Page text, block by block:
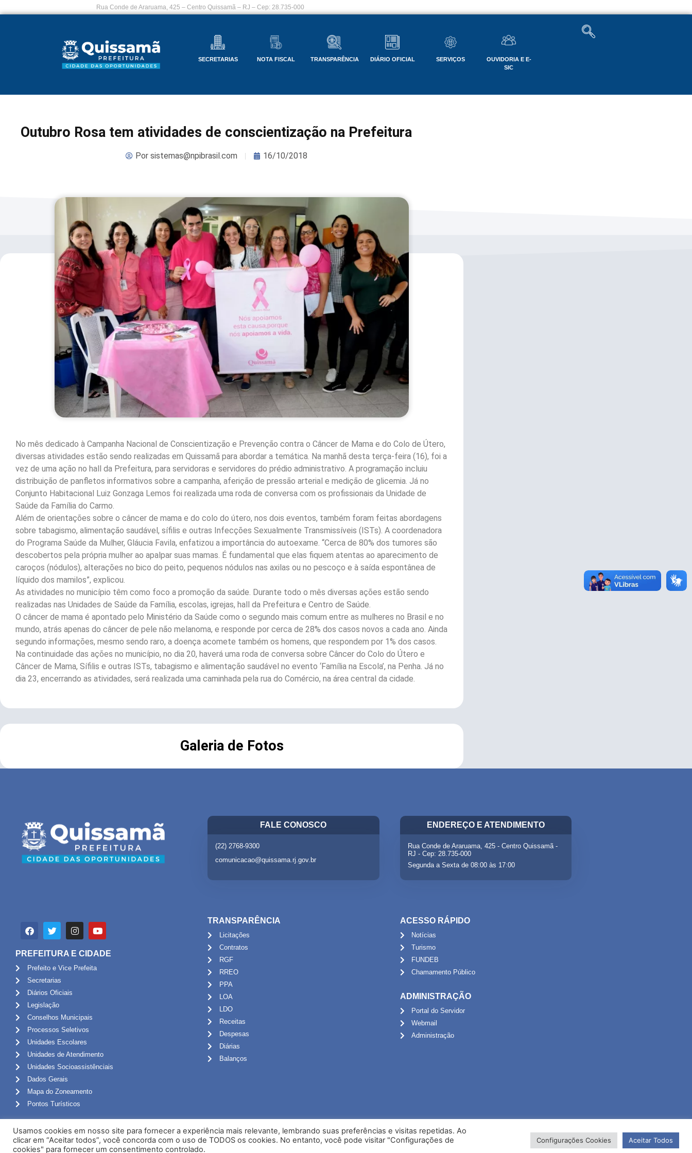
Rua Conde de Araruama, 425 – Centro Quissamã – RJ – Cep: 28.735-000
SECRETARIAS NOTA FISCAL TRANSPARÊNCIA DIÁRIO OFICIAL SERVIÇOS
OUVIDORIA E E-
SIC
Outubro Rosa tem atividades de conscientização na Prefeitura
Porsistemas@npibrasil.com 16/10/2018
No mês dedicado à Campanha Nacional de Conscientização e Prevenção contra o Câncer de Mama e do Colo de Útero,
diversas atividades estão sendo realizadas em Quissamã para abordar a temática. Na manhã desta terça-feira (16), foi a
vez de uma ação no hall da Prefeitura, para servidoras e servidores do prédio administrativo. A programação incluiu
distribuição de panfletos informativos sobre a campanha, aferição de pressão arterial e medição de glicemia. Já no
Conjunto Habitacional Luiz Gonzaga Lemos foi realizada uma roda de conversa com os profissionais da Unidade de
Saúde da Família do Carmo.
Além de orientações sobre o câncer de mama e do colo do útero, nos dois eventos, também foram feitas abordagens
sobre tabagismo, alimentação saudável, sífilis e outras Infecções Sexualmente Transmissíveis (ISTs). A coordenadora
do Programa Saúde da Mulher, Gláucia Favila, enfatizou a importância do autoexame. “Cerca de 80% dos tumores são
descobertos pela própria mulher ao apalpar suas mamas. É fundamental que elas fiquem atentas ao aparecimento de
caroços (nódulos), alterações no bico do peito, pequenos nódulos nas axilas ou no pescoço e à saída espontânea de
líquido dos mamilos”, explicou.
As atividades no município têm como foco a promoção da saúde. Durante todo o mês diversas ações estão sendo
realizadas nas Unidades de Saúde da Família, escolas, igrejas, hall da Prefeitura e Centro de Saúde.
O câncer de mama é apontado pelo Ministério da Saúde como o segundo mais comum entre as mulheres no Brasil e no
mundo, atrás apenas do câncer de pele não melanoma, e responde por cerca de 28% dos casos novos a cada ano. Ainda
segundo informações, mesmo sendo raro, a doença acomete também os homens, que respondem por 1% dos casos.
Na continuidade das ações no município, no dia 20, haverá uma roda de conversa sobre Câncer do Colo do Útero e
Câncer de Mama, Sífilis e outras ISTs, tabagismo e alimentação saudável no evento ‘Família na Escola’, na Penha. Já no
dia 23, encerrando as atividades, será realizada uma caminhada pela rua do Comércio, na área central da cidade.
Galeria de Fotos
FALE CONOSCO
(22) 2768-9300
comunicacao@quissama.rj.gov.br
ENDEREÇO E ATENDIMENTO
Rua Conde de Araruama, 425 - Centro Quissamã -
RJ - Cep: 28.735-000
Segunda a Sexta de 08:00 às 17:00
PREFEITURA E CIDADE
Prefeito e Vice Prefeita
Secretarias
Diários Oficiais
Legislação
Conselhos Municipais
Processos Seletivos
Unidades Escolares
Unidades de Atendimento
Unidades Socioassistênciais
Dados Gerais
Mapa do Zoneamento
Pontos Turísticos
TRANSPARÊNCIA
Licitações
Contratos
RGF
RREO
PPA
LOA
LDO
Receitas
Despesas
Diárias
Balanços
ACESSO RÁPIDO
Notícias
Turismo
FUNDEB
Chamamento Público
ADMINISTRAÇÃO
Portal do Servidor
Webmail
Administração
Usamos cookies em nosso site para fornecer a experiência mais relevante, lembrando suas preferências e visitas repetidas. Ao
clicar em “Aceitar todos”, você concorda com o uso de TODOS os cookies. No entanto, você pode visitar "Configurações de
cookies" para fornecer um consentimento controlado.
Configurações Cookies Aceitar Todos